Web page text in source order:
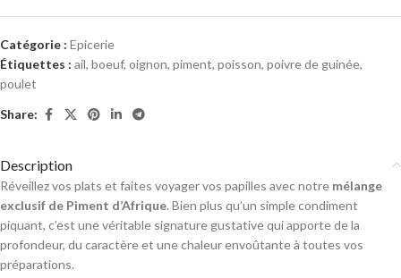
Catégorie : Epicerie
Étiquettes : ail, boeuf, oignon, piment, poisson, poivre de guinée,
poulet
Share:
Description
Réveillez vos plats et faites voyager vos papilles avec notre mélange
exclusif de Piment d’Afrique. Bien plus qu’un simple condiment
piquant, c’est une véritable signature gustative qui apporte de la
profondeur, du caractère et une chaleur envoûtante à toutes vos
préparations.